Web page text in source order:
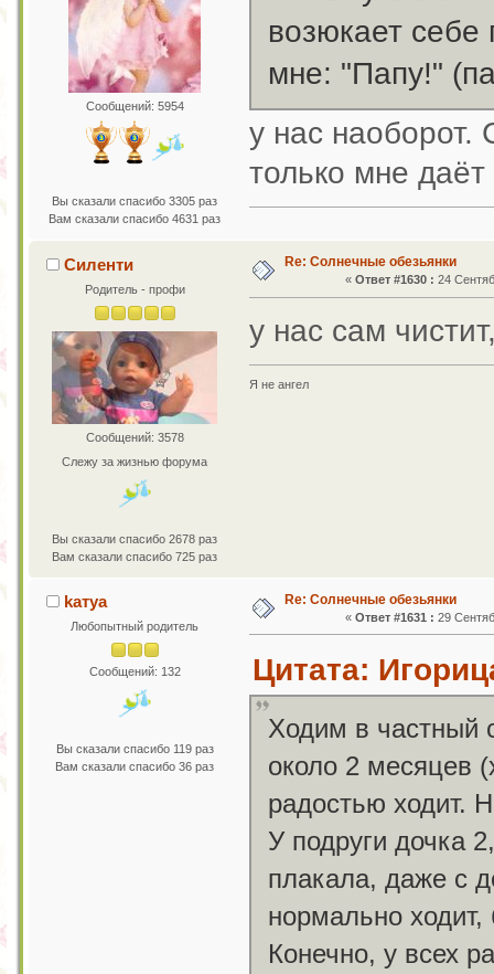
Сообщений: 5954
Вы сказали спасибо 3305 раз
Вам сказали спасибо 4631 раз
возюкает себе
мне: "Папу!"
у нас наоборот.
только мне даёт
Силенти
Родитель - профи
Сообщений: 3578
Слежу за жизнью форума
Вы сказали спасибо 2678 раз
Вам сказали спасибо 725 раз
Re: Солнечные обезьянки
«Ответ #1630 : 24
у нас сам
Я не ангел
kaтya
Любопытный родитель
Сообщений: 132
Вы сказали спасибо 119 раз
Вам сказали спасибо 36 раз
Re: Солнечные обезьянки
«Ответ #1631 : 29
Цитата:
Ходим в частный
около 2 месяцев
радостью ходит.
У подруги дочка
плакала, даже с
нормально ходит,
Конечно, у всех